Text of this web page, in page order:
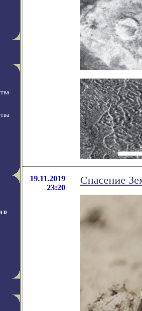
в
19.11.2019
23:20
Спасение